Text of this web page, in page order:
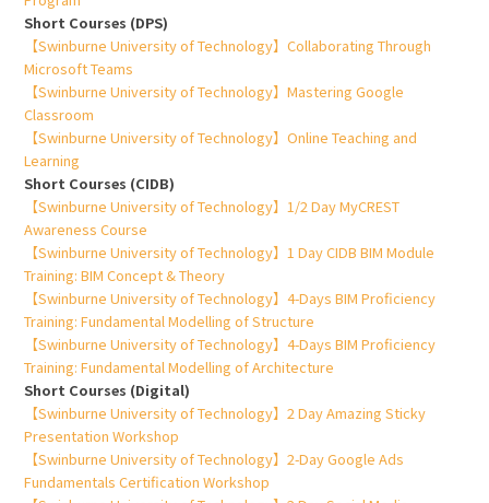
Short Courses (DPS)
【Swinburne University of Technology】Collaborating Through
Microsoft Teams
【Swinburne University of Technology】Mastering Google
Classroom
【Swinburne University of Technology】Online Teaching and
Learning
Short Courses (CIDB)
【Swinburne University of Technology】1/2 Day MyCREST
Awareness Course
【Swinburne University of Technology】1 Day CIDB BIM Module
Training: BIM Concept & Theory
【Swinburne University of Technology】4-Days BIM Proficiency
Training: Fundamental Modelling of Structure
【Swinburne University of Technology】4-Days BIM Proficiency
Training: Fundamental Modelling of Architecture
Short Courses (Digital)
【Swinburne University of Technology】2 Day Amazing Sticky
Presentation Workshop
【Swinburne University of Technology】2-Day Google Ads
Fundamentals Certification Workshop